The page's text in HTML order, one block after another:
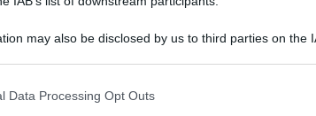
may also be disclosed by us to third parties on the
including but not limited to your visit or usage behaviour.
Data Processing Opt Outs
Morto alloro rifiuto e chiedo oblio.